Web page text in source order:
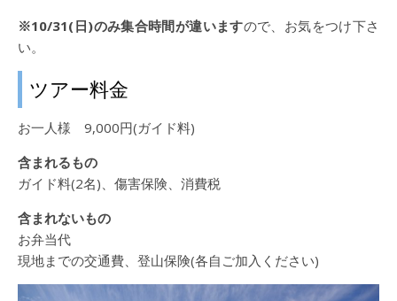
※10/31(日)のみ集合時間が違いますので、お気をつけ下さ
い。
ツアー料金
お一人様 9,000円(ガイド料)
含まれるもの
ガイド料(2名)、傷害保険、消費税
含まれないもの
お弁当代
現地までの交通費、登山保険(各自ご加入ください)